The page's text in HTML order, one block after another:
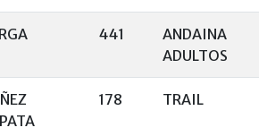
441
ANDAINA
ADULTOS
178 TRAIL